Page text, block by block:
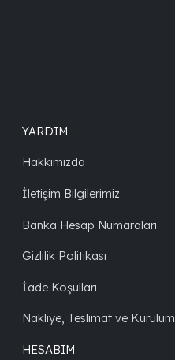
YARDIM
Hakkımızda
İletişim Bilgilerimiz
Banka Hesap Numaraları
Gizlilik Politikası
İade Koşulları
Nakliye, Teslimat ve Kurulum
HESABIM